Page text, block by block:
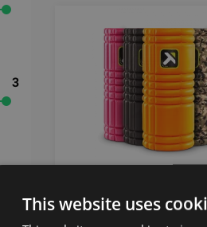
3
TRIGGERPOINT
This website uses